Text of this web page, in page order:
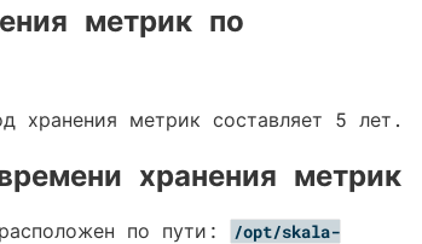
метрик по
хранения метрик составляет 5 лет.
хранения метрик
по пути:
/opt/skala-